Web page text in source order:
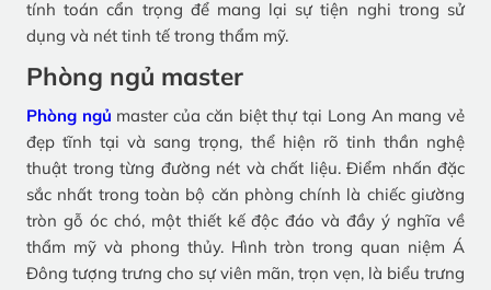
tính toán cẩn trọng để mang lại sự tiện nghi trong sử
dụng và nét tinh tế trong thẩm mỹ.
Phòng ngủ master
Phòng ngủ master của căn biệt thự tại Long An mang vẻ
đẹp tĩnh tại và sang trọng, thể hiện rõ tinh thần nghệ
thuật trong từng đường nét và chất liệu. Điểm nhấn đặc
sắc nhất trong toàn bộ căn phòng chính là chiếc giường
tròn gỗ óc chó, một thiết kế độc đáo và đầy ý nghĩa về
thẩm mỹ và phong thủy. Hình tròn trong quan niệm Á
Đông tượng trưng cho sự viên mãn, trọn vẹn, là biểu trưng